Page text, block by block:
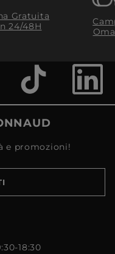
Gratuita
24/48H
e promozioni!
18:30